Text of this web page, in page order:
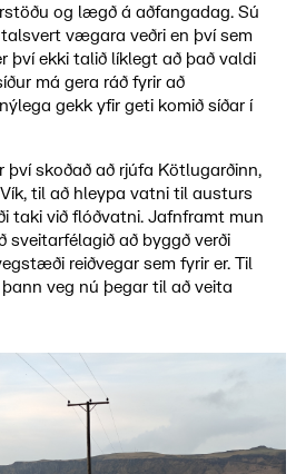
og lægð á aðfangadag. Sú
vægara veðri en því sem
því ekki talið líklegt að það valdi
má gera ráð fyrir að
gekk yfir geti komið síðar í
því skoðað að rjúfa Kötlugarðinn,
til að hleypa vatni til austurs
taki við flóðvatni. Jafnframt mun
sveitarfélagið að byggð verði
reiðvegar sem fyrir er. Til
veg nú þegar til að veita